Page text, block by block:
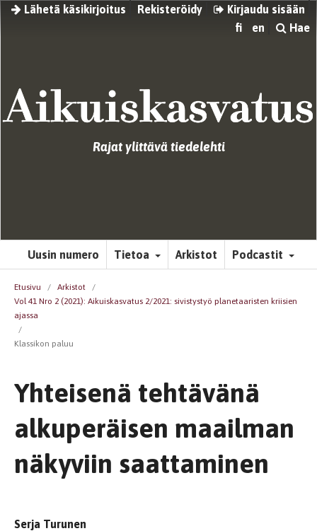
Lähetä käsikirjoitus Rekisteröidy
Kirjaudu sisään
fi
en Hae
Rajat ylittävä tiedelehti
Uusin numero Tietoa Arkistot Podcastit
Etusivu / Arkistot
/
Vol 41 Nro 2 (2021): Aikuiskasvatus 2/2021: sivistystyö planetaaristen kriisien
ajassa
/
Klassikon paluu
Yhteisenä tehtävänä
alkuperäisen maailman
näkyviin saattaminen
Serja Turunen